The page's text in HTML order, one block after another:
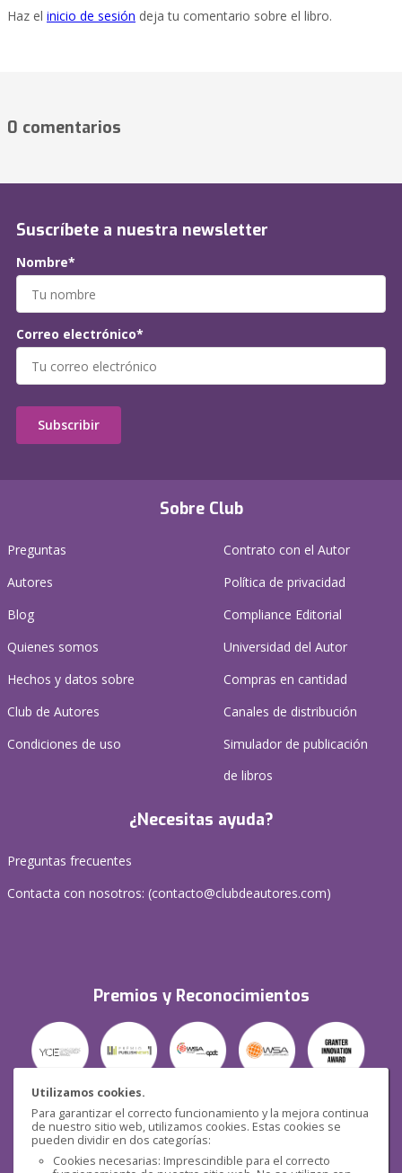
Utilizamos cookies.
Para garantizar el correcto funcionamiento y la mejora continua
de nuestro sitio web, utilizamos cookies. Estas cookies se
pueden dividir en dos categorías:
Cookies necesarias: Imprescindible para el correcto
Haz el inicio de sesión deja tu comentario sobre el libro.
0 comentarios
Sobre Club
Preguntas
Autores
Blog
Quienes somos
Hechos y datos sobre
Club de Autores
Condiciones de uso
Contrato con el Autor
Política de privacidad
Compliance Editorial
Universidad del Autor
Compras en cantidad
Canales de distribución
Simulador de publicación
de libros
¿Necesitas ayuda?
Preguntas frecuentes
Contacta con nosotros: (contacto@clubdeautores.com)
Premios y Reconocimientos
Seguridad
Suscríbete a nuestra newsletter
Nombre*
Correo electrónico*
Subscribir